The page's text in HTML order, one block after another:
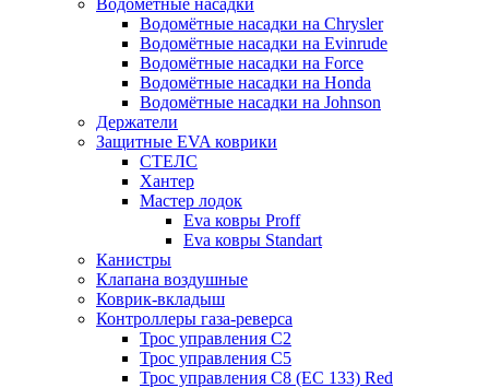
Водомётные насадки
Водомётные насадки на Chrysler
Водомётные насадки на Evinrude
Водомётные насадки на Force
Водомётные насадки на Honda
Водомётные насадки на Johnson
Держатели
Защитные EVA коврики
СТЕЛС
Хантер
Мастер лодок
Eva ковры Proff
Eva ковры Standart
Канистры
Клапана воздушные
Коврик-вкладыш
Контроллеры газа-реверса
Трос управления C2
Трос управления C5
Трос управления C8 (ЕС 133) Red